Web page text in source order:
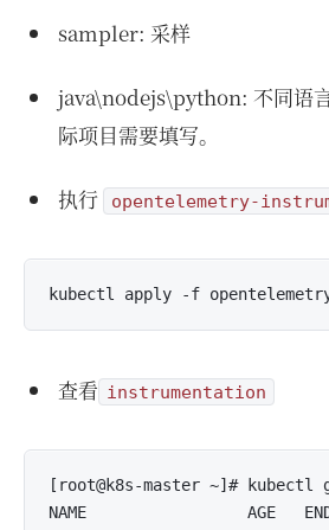
sampler: 采样
java\nodejs\python: 不同语
际项目需要填写。
执行 opentelemetry-
查看 instrumentation
[root@k8s-master ~]#
NAME                 AGE